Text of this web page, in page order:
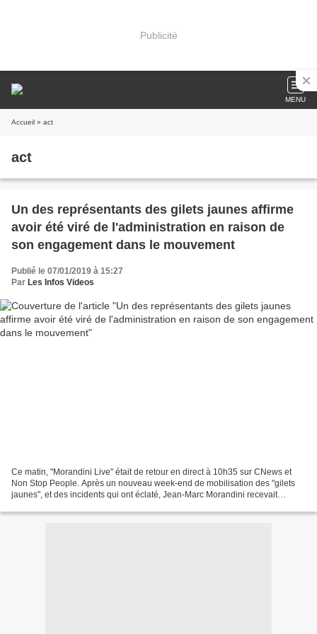
Publicité
MENU
Accueil » act
act
Un des représentants des gilets jaunes affirme
avoir été viré de l'administration en raison de
son engagement dans le mouvement
Publié le 07/01/2019 à 15:27
Par Les Infos Videos
Ce matin, "Morandini Live" était de retour en direct à 10h35 sur CNews et
Non Stop People. Après un nouveau week-end de mobilisation des "gilets
jaunes", et des incidents qui ont éclaté, Jean-Marc Morandini recevait